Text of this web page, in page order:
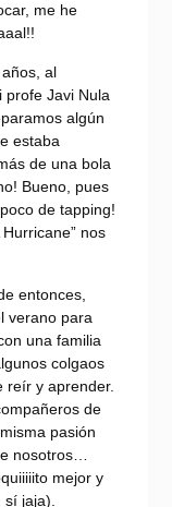
me he
al
profe Javi Nula
algún
estaba
de una bola
Bueno, pues
de tapping!
nos
entonces,
verano para
una familia
colgaos
reír y aprender.
de
pasión
nosotros…
mejor y
jaja).